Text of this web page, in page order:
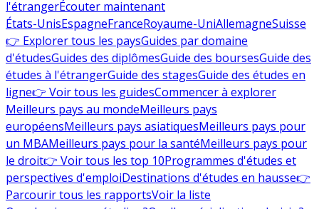
l'étrangerÉcouter maintenant
États-UnisEspagneFranceRoyaume-UniAllemagneSuisse
👉 Explorer tous les paysGuides par domaine
d'étudesGuides des diplômesGuide des boursesGuide des
études à l'étrangerGuide des stagesGuide des études en
ligne👉 Voir tous les guidesCommencer à explorer
Meilleurs pays au mondeMeilleurs pays
européensMeilleurs pays asiatiquesMeilleurs pays pour
un MBAMeilleurs pays pour la santéMeilleurs pays pour
le droit👉 Voir tous les top 10Programmes d'études et
perspectives d'emploiDestinations d'études en hausse👉
Parcourir tous les rapportsVoir la liste